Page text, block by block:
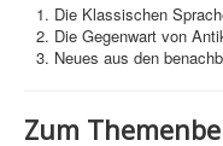
Die Klassischen
Die Gegenwart von
Neues aus den
Zum